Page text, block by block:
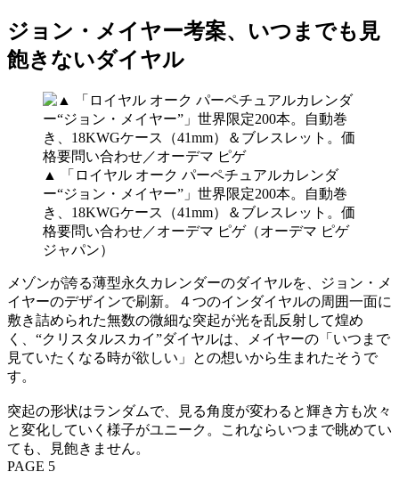
ジョン・メイヤー考案、いつまでも見
飽きないダイヤル
▲ 「ロイヤル オーク パーペチュアルカレンダ
ー“ジョン・メイヤー”」世界限定200本。自動巻
き、18KWGケース（41mm）＆ブレスレット。価
格要問い合わせ／オーデマ ピゲ（オーデマ ピゲ
ジャパン）
メゾンが誇る薄型永久カレンダーのダイヤルを、ジョン・メ
イヤーのデザインで刷新。４つのインダイヤルの周囲一面に
敷き詰められた無数の微細な突起が光を乱反射して煌め
く、“クリスタルスカイ”ダイヤルは、メイヤーの「いつまで
見ていたくなる時が欲しい」との想いから生まれたそうで
す。
突起の形状はランダムで、見る角度が変わると輝き方も次々
と変化していく様子がユニーク。これならいつまで眺めてい
ても、見飽きません。
PAGE 5